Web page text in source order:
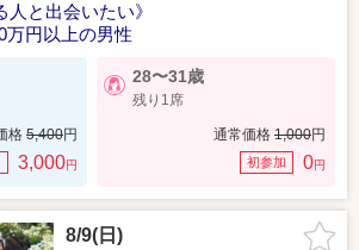
人と出会いたい》
万円以上の男性
格 5,400円
3,000円
28〜31歳
残り1席
通常価格 1,000円
初参加 0円
8/9(日)